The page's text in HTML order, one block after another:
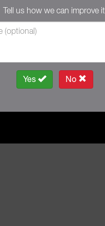
Tell us how we can improve
Yes No